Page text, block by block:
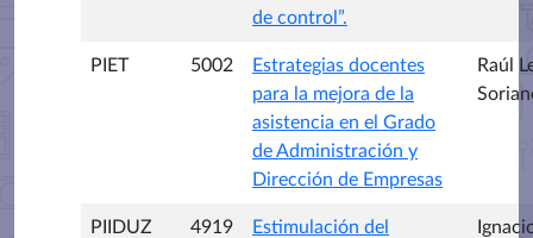
de control”.
PIET 5002
Estrategias docentes
para la mejora de la
asistencia en el Grado
de Administración y
Dirección de Empresas
Raúl
PIIDUZ 4919
Estimulación del